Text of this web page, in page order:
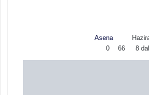
Asena
n
X
o
t
0
66 8